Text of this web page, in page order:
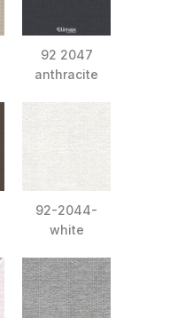
92 2047
anthracite
92-2044-
white